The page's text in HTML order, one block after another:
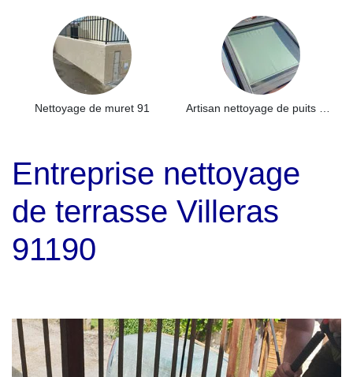
Nettoyage de muret 91
Entreprise nettoyage
de terrasse Villeras
91190